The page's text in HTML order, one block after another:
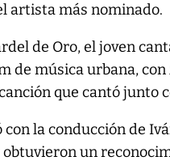
artista más nominado.
de Oro, el joven
de música urbana, con
que cantó junto
con la conducción de
obtuvieron un